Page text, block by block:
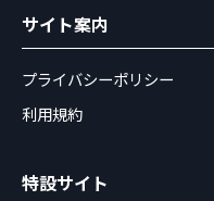
サイト案内
プライバシーポリシー
利用規約
特設サイト